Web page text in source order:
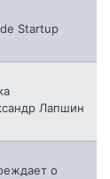
Startup
Лапшин
о